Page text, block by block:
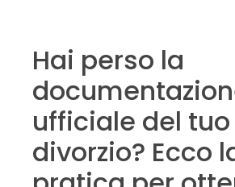
Hai perso la
ufficiale del tuo
divorzio? Ecco